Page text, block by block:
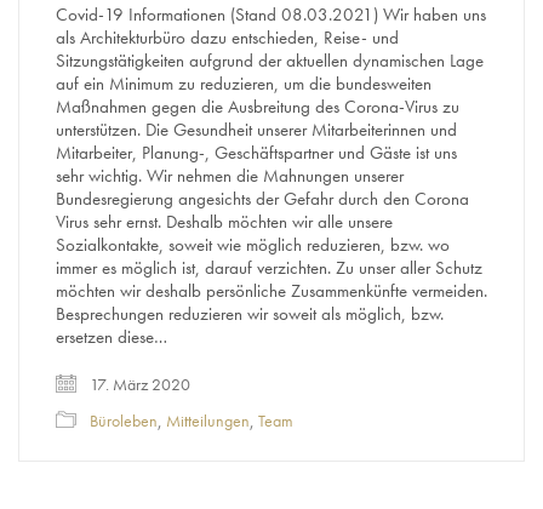
Covid-19 Informationen (Stand 08.03.2021) Wir haben uns
als Architekturbüro dazu entschieden, Reise- und
Sitzungstätigkeiten aufgrund der aktuellen dynamischen Lage
auf ein Minimum zu reduzieren, um die bundesweiten
Maßnahmen gegen die Ausbreitung des Corona-Virus zu
unterstützen. Die Gesundheit unserer Mitarbeiterinnen und
Mitarbeiter, Planung-, Geschäftspartner und Gäste ist uns
sehr wichtig. Wir nehmen die Mahnungen unserer
Bundesregierung angesichts der Gefahr durch den Corona
Virus sehr ernst. Deshalb möchten wir alle unsere
Sozialkontakte, soweit wie möglich reduzieren, bzw. wo
immer es möglich ist, darauf verzichten. Zu unser aller Schutz
möchten wir deshalb persönliche Zusammenkünfte vermeiden.
Besprechungen reduzieren wir soweit als möglich, bzw.
ersetzen diese…
17. März 2020
Büroleben, Mitteilungen, Team